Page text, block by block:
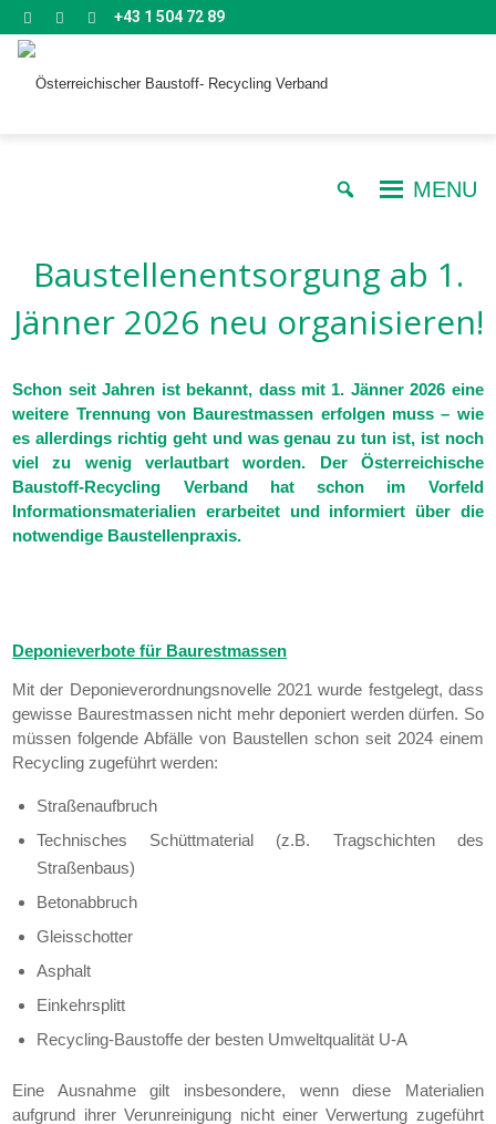
+43 1 504 72 89
MENU
Baustellenentsorgung ab 1.
Jänner 2026 neu organisieren!
Schon seit Jahren ist bekannt, dass mit 1. Jänner 2026 eine
weitere Trennung von Baurestmassen erfolgen muss – wie
es allerdings richtig geht und was genau zu tun ist, ist noch
viel zu wenig verlautbart worden. Der Österreichische
Baustoff-Recycling Verband hat schon im Vorfeld
Informationsmaterialien erarbeitet und informiert über die
notwendige Baustellenpraxis.
Deponieverbote für Baurestmassen
Mit der Deponieverordnungsnovelle 2021 wurde festgelegt, dass
gewisse Baurestmassen nicht mehr deponiert werden dürfen. So
müssen folgende Abfälle von Baustellen schon seit 2024 einem
Recycling zugeführt werden:
Straßenaufbruch
Technisches Schüttmaterial (z.B. Tragschichten des
Straßenbaus)
Betonabbruch
Gleisschotter
Asphalt
Einkehrsplitt
Recycling-Baustoffe der besten Umweltqualität U-A
Eine Ausnahme gilt insbesondere, wenn diese Materialien
aufgrund ihrer Verunreinigung nicht einer Verwertung zugeführt